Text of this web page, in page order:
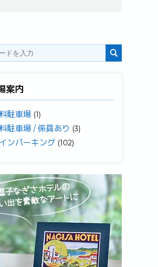
案内
駐車場 (1)
駐車場 / 係員あり (3)
ンパーキング (102)